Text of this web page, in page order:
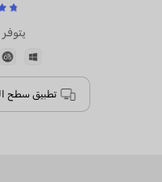
5000+ مراجعة
يتوفر UPDF AI على